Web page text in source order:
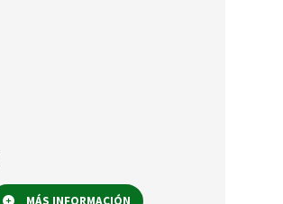
MÁS INFORMACIÓN